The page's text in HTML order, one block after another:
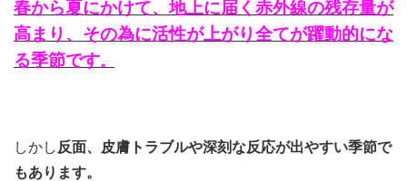
春から夏にかけて、地上に届く赤外線の残存量が
高まり、その為に活性が上がり全てが躍動的にな
る季節です。
しかし 反面、皮膚トラブルや深刻な反応が出やすい季節で
もあります。